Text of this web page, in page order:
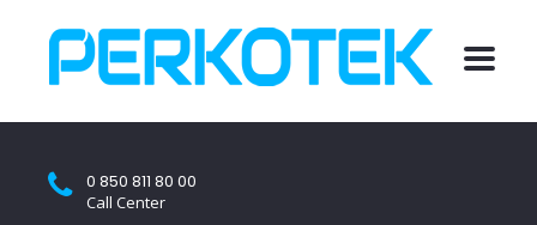
0 850 811 80 00
Call Center